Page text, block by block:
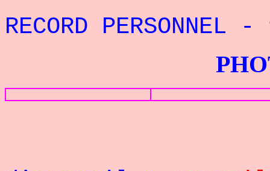
RECORD
PHOTOS